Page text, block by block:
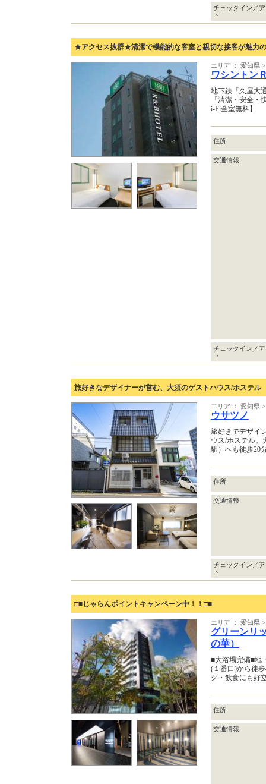
チェックイン／
ト
★アクセス抜群★清潔で機能的な客室と親切な接客が魅力
エリア ： 愛知県
ワシントン
地下鉄「久屋大
「清潔・安全・
i-Fi全室無料】
住所
交通情報
チェックイン／
ト
旅好きなデザイナーが営む、大須のゲストハウス/ホステル
エリア ： 愛知県
ウサツノ
旅好きでデザイ
ウス/ホステル。
駅）へも徒歩20
住所
交通情報
チェックイン／
ト
□■じゃらんポイントキャンペーン中！！□■
エリア ： 愛知県
グリーンリ
の華）
■大浴場完備■地
(１番口)から徒
グ・飲食にも好
住所
交通情報